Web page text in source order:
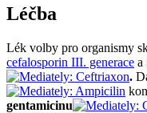
Léčba
Lék volby pro organismy
cefalosporin III. generace a
.
gentamicinu